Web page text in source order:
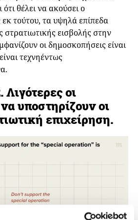
ότι θέλει να ακούσει ο
τούτου, τα υψηλά επίπεδα
στρατιωτικής εισβολής στην
οι δημοσκοπήσεις είναι
τεχνηέντως
οι
υποστηρίζουν οι
επιχείρηση.